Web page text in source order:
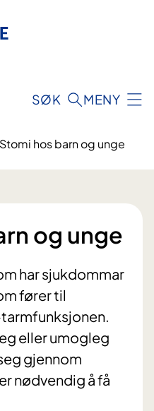
SØK MENY
Stomi hos barn og unge
og unge
har sjukdommar
fører til
eller umogleg
gjennom
nødvendig å få